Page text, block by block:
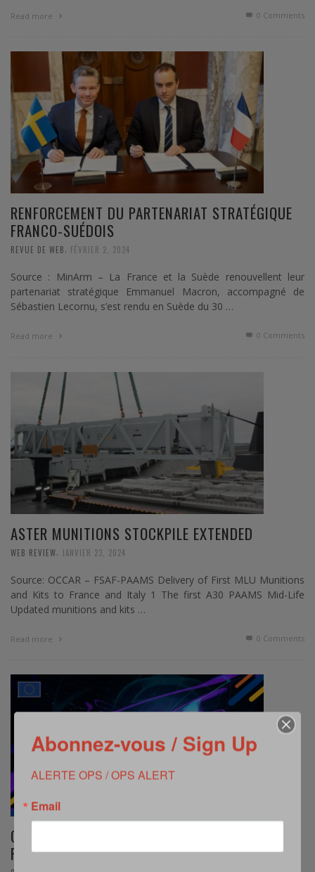
Read more 0 Comments
RENFORCEMENT DU PARTENARIAT STRATÉGIQUE
FRANCO-SUÉDOIS
REVUE DE WEB FÉVRIER 2, 2024
Source : MinArm – La France et la Suède renouvellent leur
partenariat stratégique Emmanuel Macron, accompagné de
Sébastien Lecornu, s’est rendu en Suède du 30 …
Read more 0 Comments
ASTER MUNITIONS STOCKPILE EXTENDED
WEB REVIEW JANVIER 23, 2024
Source: OCCAR – FSAF-PAAMS Delivery of First MLU Munitions
and Kits to France and Italy 1 The first A30 PAAMS Mid-Life
Updated munitions and kits …
Read more 0 Comments
CARIOQA OU L’EXPRESSION D’UNE COOPÉRATION
FRANCO-ALLEMANDE SPATIALE RÉUSSIE
Abonnez-vous / Sign Up
ALERTE OPS / OPS ALERT
Email